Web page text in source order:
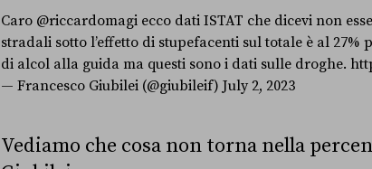
Caro @riccardomagiecco dati ISTAT che dicevi non
stradali sotto l’effetto di stupefacenti sul totale è al 27%
di alcol alla guida ma questi sono i dati sulle droghe.
— Francesco Giubilei (@giubileif) July 2, 2023
Vediamo che cosa non torna nella